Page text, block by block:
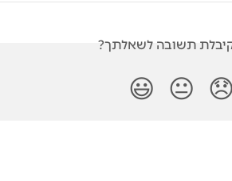
תשובה לשאלתך?
😞
😐
😃